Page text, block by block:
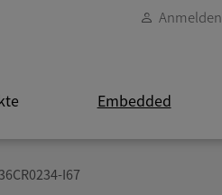
Anmelden
Embedded
I67